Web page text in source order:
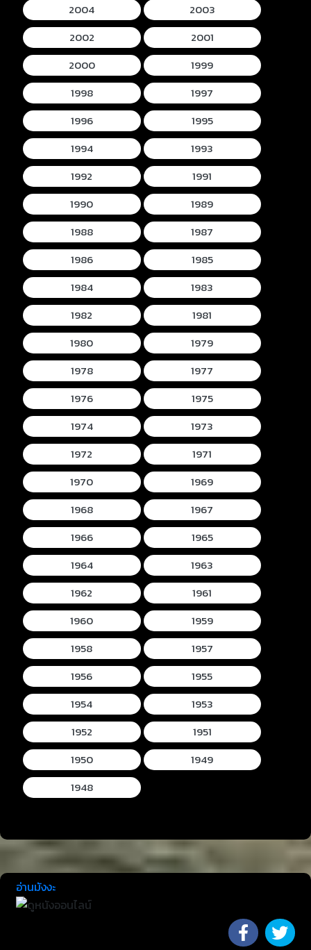
2004
2003
2002
2001
2000
1999
1998
1997
1996
1995
1994
1993
1992
1991
1990
1989
1988
1987
1986
1985
1984
1983
1982
1981
1980
1979
1978
1977
1976
1975
1974
1973
1972
1971
1970
1969
1968
1967
1966
1965
1964
1963
1962
1961
1960
1959
1958
1957
1956
1955
1954
1953
1952
1951
1950
1949
1948
อ่านมังงะ